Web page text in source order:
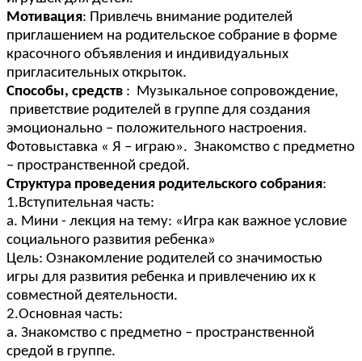
Мотивация: Привлечь внимание родителей
приглашением на родительское собрание в форме
красочного объявления и индивидуальных
пригласительных открыток.
Способы, средств : Музыкальное сопровождение,
приветствие родителей в группе для создания
эмоционально – положительного настроения.
Фотовыставка « Я – играю». Знакомство с предметно
– пространственной средой.
Структура проведения родительского собрания:
1.Вступительная часть:
а. Мини - лекция на тему: «Игра как важное условие
социального развития ребенка»
Цель: Ознакомление родителей со значимостью
игры для развития ребенка и привлечению их к
совместной деятельности.
2.Основная часть:
а. Знакомство с предметно – пространственной
средой в группе.